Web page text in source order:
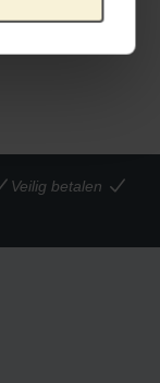
Veilig betalen